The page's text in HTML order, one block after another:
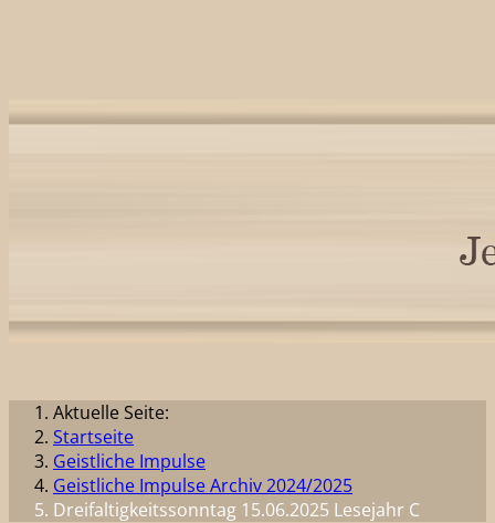
Aktuelle Seite:
Startseite
Geistliche Impulse
Geistliche Impulse Archiv 2024/2025
Dreifaltigkeitssonntag 15.06.2025 Lesejahr C